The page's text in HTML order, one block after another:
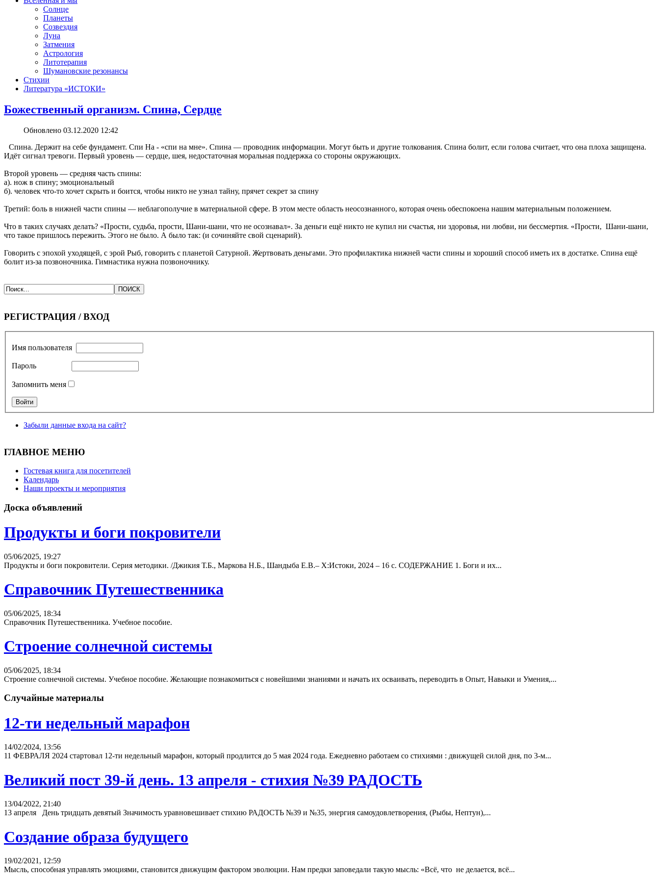
Солнце
Планеты
Созвездия
Луна
Затмения
Астрология
Литотерапия
Шумановские резонансы
Стихии
Литература «‎ИСТОКИ»‎
Божественный организм. Спина, Сердце
Обновлено 03.12.2020 12:42
Спина. Держит на себе фундамент. Спи На - «спи на мне». Спина — проводник информации. Могут быть и другие толкования. Спина болит, если голова считает, что она плоха защищена.
Идёт сигнал тревоги. Первый уровень — сердце, шея, недостаточная моральная поддержка со стороны окружающих.
Второй уровень — средняя часть спины:
а). нож в спину; эмоциональный
б). человек что-то хочет скрыть и боится, чтобы никто не узнал тайну, прячет секрет за спину
Третий: боль в нижней части спины — неблагополучие в материальной сфере. В этом месте область неосознанного, которая очень обеспокоена нашим материальным положением.
Что в таких случаях делать? «Прости, судьба, прости, Шани-шани, что не осознавал». За деньги ещё никто не купил ни счастья, ни здоровья, ни любви, ни бессмертия. «Прости, Шани-шани,
что такое пришлось пережить. Этого не было. А было так: (и сочиняйте свой сценарий).
Говорить с эпохой уходящей, с эрой Рыб, говорить с планетой Сатурной. Жертвовать деньгами. Это профилактика нижней части спины и хороший способ иметь их в достатке. Спина ещё
болит из-за позвоночника. Гимнастика нужна позвоночнику.
РЕГИСТРАЦИЯ / ВХОД
Имя пользователя
Пароль
Запомнить меня
Забыли данные входа на сайт?
ГЛАВНОЕ МЕНЮ
Гостевая книга для посетителей
Календарь
Наши проекты и мероприятия
Доска объявлений
Продукты и боги покровители
05/06/2025, 19:27
Продукты и боги покровители. Серия методики. /Джикия Т.Б., Маркова Н.Б., Шандыба Е.В.‒ Х:Истоки, 2024 – 16 с. СОДЕРЖАНИЕ 1. Боги и их...
Справочник Путешественника
05/06/2025, 18:34
Справочник Путешественника. Учебное пособие.
Строение солнечной системы
05/06/2025, 18:34
Строение солнечной системы. Учебное пособие. Желающие познакомиться с новейшими знаниями и начать их осваивать, переводить в Опыт, Навыки и Умения,...
Случайные материалы
12-ти недельный марафон
14/02/2024, 13:56
11 ФЕВРАЛЯ 2024 стартовал 12-ти недельный марафон, который продлится до 5 мая 2024 года. Ежедневно работаем со стихиями : движущей силой дня, по 3-м...
Великий пост 39-й день. 13 апреля - стихия №39 РАДОСТЬ
13/04/2022, 21:40
13 апреля День тридцать девятый Значимость уравновешивает стихию РАДОСТЬ №39 и №35, энергия самоудовлетворения, (Рыбы, Нептун),...
Создание образа будущего
19/02/2021, 12:59
Мысль, способная управлять эмоциями, становится движущим фактором эволюции. Нам предки заповедали такую мысль: «Всё, что не делается, всё...